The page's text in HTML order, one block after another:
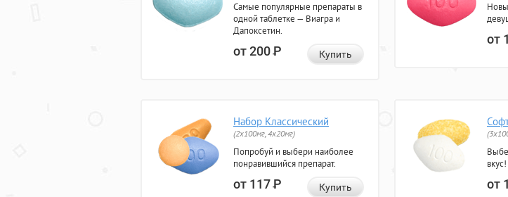
Самые популярные препараты в
одной таблетке — Виагра и
Дапоксетин.
от 200Р Купить
от
Набор Классический
(2x100мг, 4x20мг)
Попробуй и выбери наиболее
понравившийся препарат.
от 117Р Купить
вкус!
от